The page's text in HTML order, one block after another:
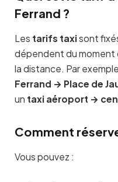
Ferrand ?
Les tarifs taxisont
dépendent du moment
la distance. Par
Ferrand → Place de
un taxi aéroport →
Comment
Vous pouvez :